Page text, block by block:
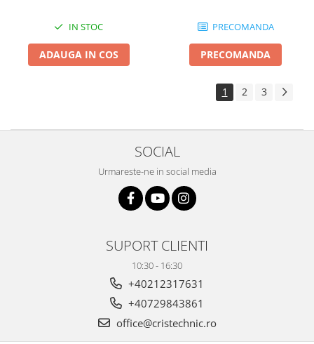
IN STOC
ADAUGA IN COS
PRECOMANDA
PRECOMANDA
1 2 3
SOCIAL
Urmareste-ne in social media
SUPORT CLIENTI
10:30 - 16:30
+40212317631
+40729843861
office@cristechnic.ro